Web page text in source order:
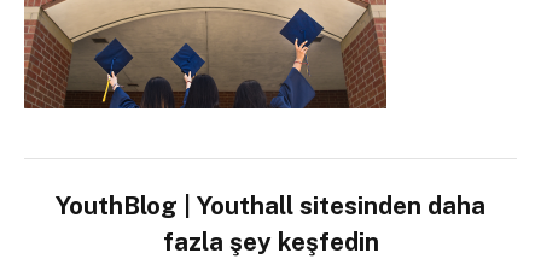
YouthBlog | Youthall sitesinden daha
fazla şey keşfedin